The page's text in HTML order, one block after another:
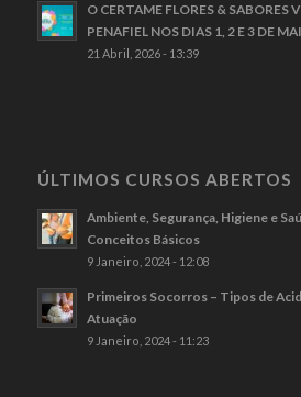
O CERTAME FLORES & SABORES
PENAFIEL NOS DIAS 1, 2 E 3 DE
21 Abril, 2026 - 13:39
ÚLTIMOS CURSOS ABERTOS
Ambiente, Segurança, Higiene e
Conceitos Básicos
9 Janeiro, 2024 - 12:08
Primeiros Socorros – Tipos de
Atuação
9 Janeiro, 2024 - 11:23